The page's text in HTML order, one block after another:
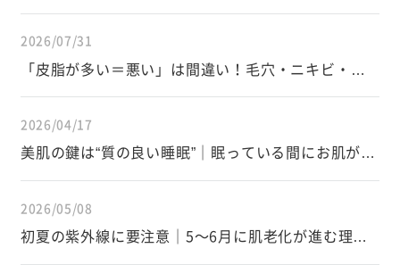
2026/07/31
「皮脂が多い＝悪い」は間違い！毛穴・ニキビ・イ
2026/04/17
美肌の鍵は“質の良い睡眠”｜眠っている間にお肌が変
2026/05/08
初夏の紫外線に要注意｜5〜6月に肌老化が進む理由